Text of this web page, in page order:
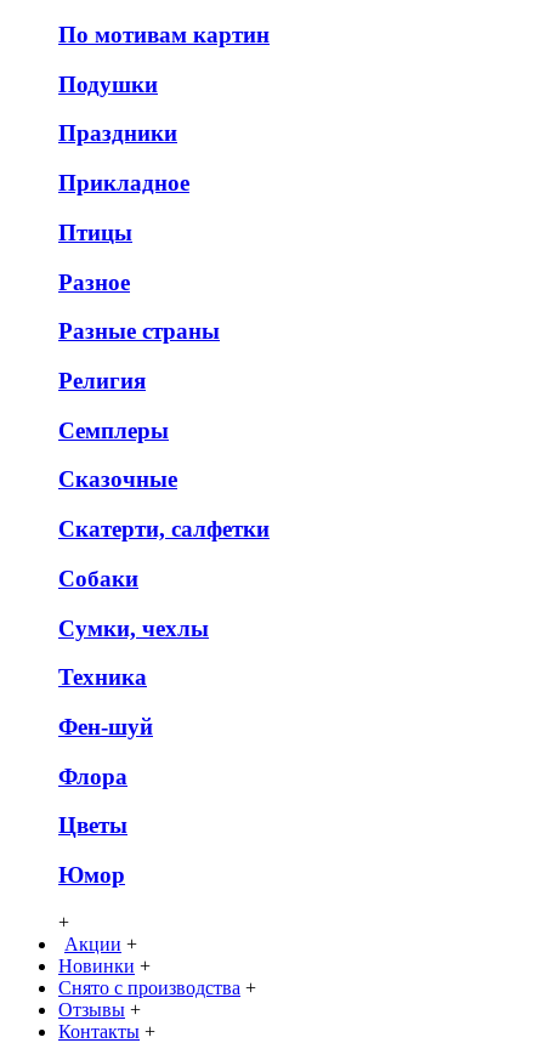
По мотивам картин
Подушки
Праздники
Прикладное
Птицы
Разное
Разные страны
Религия
Семплеры
Сказочные
Скатерти, салфетки
Собаки
Сумки, чехлы
Техника
Фен-шуй
Флора
Цветы
Юмор
+
Акции +
Новинки +
Снято с производства +
Отзывы +
Контакты +